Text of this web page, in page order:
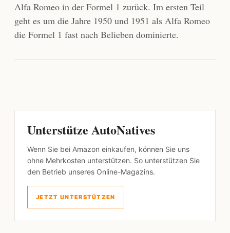
Alfa Romeo in der Formel 1 zurück. Im ersten Teil
geht es um die Jahre 1950 und 1951 als Alfa Romeo
die Formel 1 fast nach Belieben dominierte.
Unterstütze AutoNatives
Wenn Sie bei Amazon einkaufen, können Sie uns
ohne Mehrkosten unterstützen. So unterstützen Sie
den Betrieb unseres Online-Magazins.
JETZT UNTERSTÜTZEN